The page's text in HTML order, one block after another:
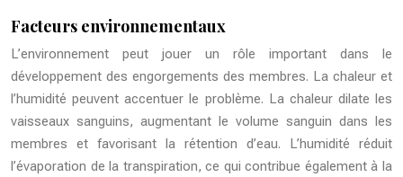
Facteurs environnementaux
L’environnement peut jouer un rôle important dans le
développement des engorgements des membres. La chaleur et
l’humidité peuvent accentuer le problème. La chaleur dilate les
vaisseaux sanguins, augmentant le volume sanguin dans les
membres et favorisant la rétention d’eau. L’humidité réduit
l’évaporation de la transpiration, ce qui contribue également à la